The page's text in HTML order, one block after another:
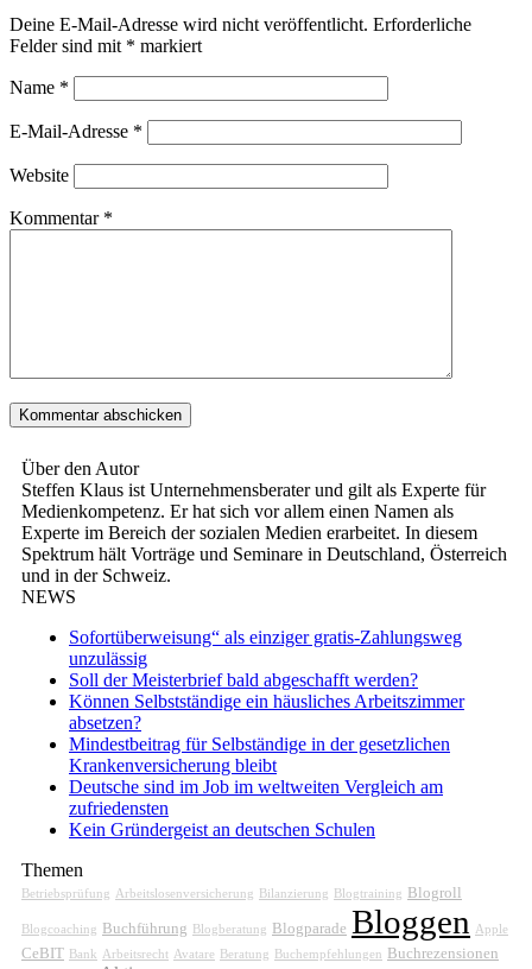
Deine E-Mail-Adresse wird nicht veröffentlicht. Erforderliche
Felder sind mit * markiert
Name *
E-Mail-Adresse *
Website
Kommentar *
Über den Autor
Steffen Klaus ist Unternehmensberater und gilt als Experte für
Medienkompetenz. Er hat sich vor allem einen Namen als
Experte im Bereich der sozialen Medien erarbeitet. In diesem
Spektrum hält Vorträge und Seminare in Deutschland, Österreich
und in der Schweiz.
NEWS
Sofortüberweisung“ als einziger gratis-Zahlungsweg
unzulässig
Soll der Meisterbrief bald abgeschafft werden?
Können Selbstständige ein häusliches Arbeitszimmer
absetzen?
Mindestbeitrag für Selbständige in der gesetzlichen
Krankenversicherung bleibt
Deutsche sind im Job im weltweiten Vergleich am
zufriedensten
Kein Gründergeist an deutschen Schulen
Themen
Betriebsprüfung Arbeitslosenversicherung Bilanzierung Blogtraining Blogroll
Blogcoaching Buchführung Blogberatung Blogparade Bloggen Apple
CeBIT Bank Arbeitsrecht Avatare Beratung Buchempfehlungen Buchrezensionen